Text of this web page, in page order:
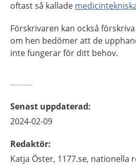
oftast så kallade
Förskrivaren kan också
om hen bedömer att de
inte fungerar för ditt behov.
Senast uppdaterad:
2024-02-09
Redaktör:
Katja Öster, 1177.se, nationella